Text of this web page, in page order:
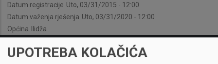
Datum registracije Uto, 03/31/2015 - 12:00
Datum važenja rješenja Uto, 03/31/2020 - 12:00
Općina
Ilidža
UPOTREBA KOLAČIĆA